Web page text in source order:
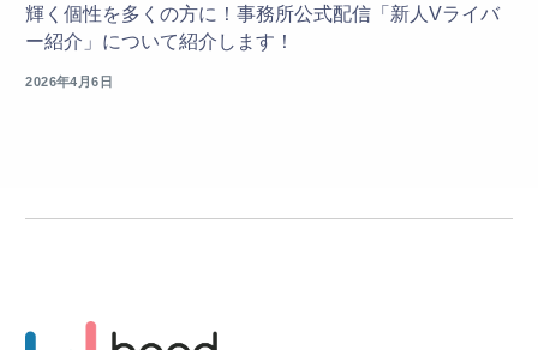
輝く個性を多くの方に！事務所公式配信「新人Vライバ
ー紹介」について紹介します！
2026年4月6日